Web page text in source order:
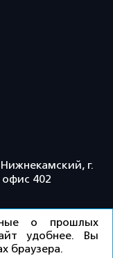
г.
402
о прошлых
удобнее. Вы
браузера.